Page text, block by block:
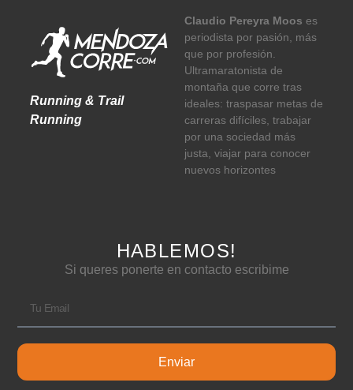
Running & Trail
Running
Claudio Pereyra Moos es
periodista por pasión, más
que por profesión.
Ultramaratonista de
montaña que corre tras
ideales: traspasar metas de
carreras difíciles, trabajar
por una sociedad más
justa, viajar para conocer
nuevos horizontes
HABLEMOS!
Si queres ponerte en contacto escribime
Enviar